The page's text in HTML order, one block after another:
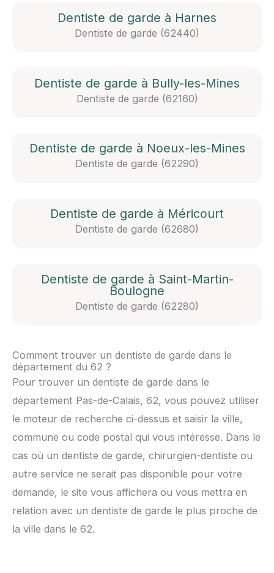
Dentiste de garde à Harnes
Dentiste de garde (62440)
Dentiste de garde à Bully-les-Mines
Dentiste de garde (62160)
Dentiste de garde à Noeux-les-Mines
Dentiste de garde (62290)
Dentiste de garde à Méricourt
Dentiste de garde (62680)
Dentiste de garde à Saint-Martin-
Boulogne
Dentiste de garde (62280)
Comment trouver un dentiste de garde dans le
département du 62 ?
Pour trouver un dentiste de garde dans le
département Pas-de-Calais, 62, vous pouvez utiliser
le moteur de recherche ci-dessus et saisir la ville,
commune ou code postal qui vous intéresse. Dans le
cas où un dentiste de garde, chirurgien-dentiste ou
autre service ne serait pas disponible pour votre
demande, le site vous affichera ou vous mettra en
relation avec un dentiste de garde le plus proche de
la ville dans le 62.